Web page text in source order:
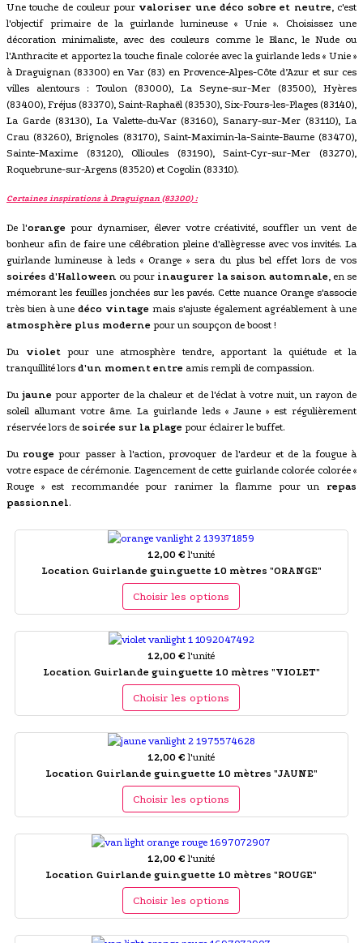
Une touche de couleur pour valoriser une déco sobre et neutre, c'est
l'objectif primaire de la guirlande lumineuse « Unie ». Choisissez une
décoration minimaliste, avec des couleurs comme le Blanc, le Nude ou
l'Anthracite et apportez la touche finale colorée avec la guirlande leds « Unie »
à Draguignan (83300) en Var (83) en Provence-Alpes-Côte d’Azur et sur ces
villes alentours : Toulon (83000), La Seyne-sur-Mer (83500), Hyères
(83400), Fréjus (83370), Saint-Raphaël (83530), Six-Fours-les-Plages (83140),
La Garde (83130), La Valette-du-Var (83160), Sanary-sur-Mer (83110), La
Crau (83260), Brignoles (83170), Saint-Maximin-la-Sainte-Baume (83470),
Sainte-Maxime (83120), Ollioules (83190), Saint-Cyr-sur-Mer (83270),
Roquebrune-sur-Argens (83520) et Cogolin (83310).
Certaines inspirations à Draguignan (83300) :
De l'orangepour dynamiser, élever votre créativité, souffler un vent de
bonheur afin de faire une célébration pleine d'allègresse avec vos invités. La
guirlande lumineuse à leds « Orange » sera du plus bel effet lors de vos
soirées d'Halloween ou pour inaugurer la saison automnale, en se
mémorant les feuilles jonchées sur les pavés. Cette nuance Orange s'associe
très bien à unedéco vintage mais s'ajuste également agréablement à une
atmosphère plus moderne pour un soupçon de boost !
Du violetpour une atmosphère tendre, apportant la quiétude et la
tranquillité lors d'un moment entre amis rempli de compassion.
Dujaune pour apporter de la chaleur et de l'éclat à votre nuit, un rayon de
soleil allumant votre âme. La guirlande leds « Jaune » est régulièrement
réservée lors de soirée sur la plage pour éclairer le buffet.
Du rouge pour passer à l'action, provoquer de l'ardeur et de la fougue à
votre espace de cérémonie. L'agencement de cette guirlande colorée colorée «
Rouge » est recommandée pour ranimer la flamme pour un repas
passionnel.
12,00 € l'unité
Location Guirlande guinguette 10 mètres "ORANGE"
Choisir les options
12,00 € l'unité
Location Guirlande guinguette 10 mètres "VIOLET"
Choisir les options
12,00 € l'unité
Location Guirlande guinguette 10 mètres "JAUNE"
Choisir les options
12,00 € l'unité
Location Guirlande guinguette 10 mètres "ROUGE"
Choisir les options